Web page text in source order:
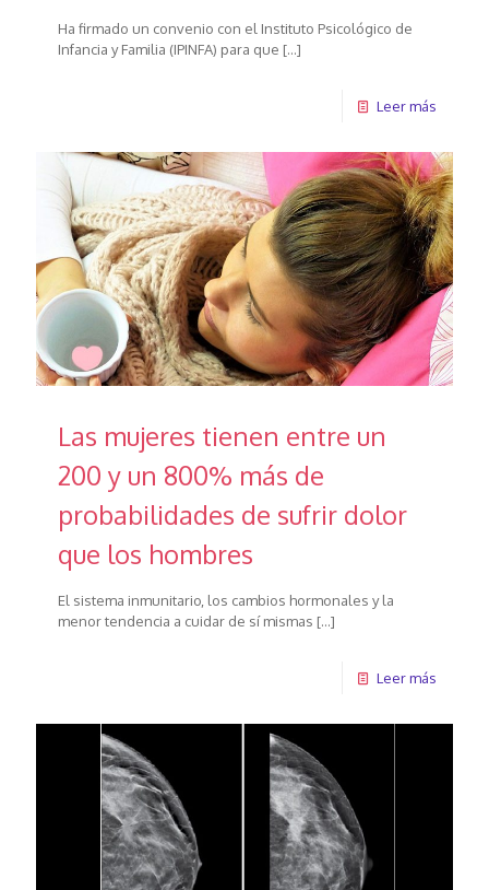
Ha firmado un convenio con el Instituto Psicológico de
Infancia y Familia (IPINFA) para que […]
Leer más
Las mujeres tienen entre un
200 y un 800% más de
probabilidades de sufrir dolor
que los hombres
El sistema inmunitario, los cambios hormonales y la
menor tendencia a cuidar de sí mismas […]
Leer más